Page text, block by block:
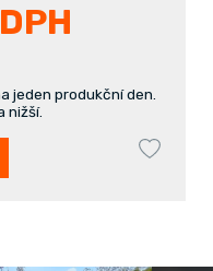
jeden produkční den.
nižší.